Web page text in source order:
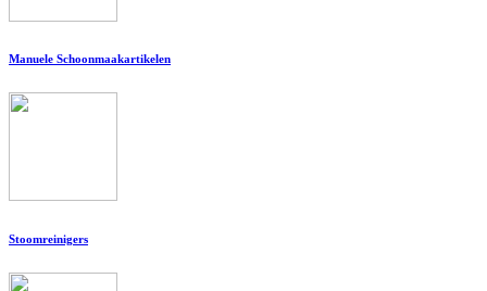
Manuele Schoonmaakartikelen
Stoomreinigers